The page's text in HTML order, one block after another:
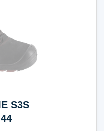
S3S